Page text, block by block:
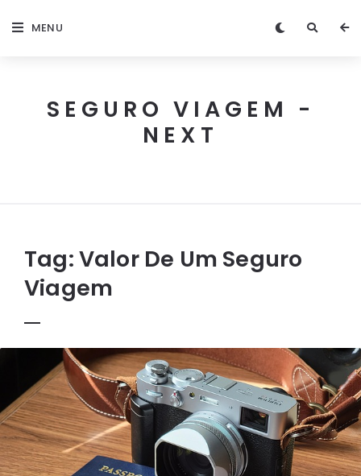
MENU
SEGURO VIAGEM -
NEXT
Tag:Valor De Um Seguro
Viagem